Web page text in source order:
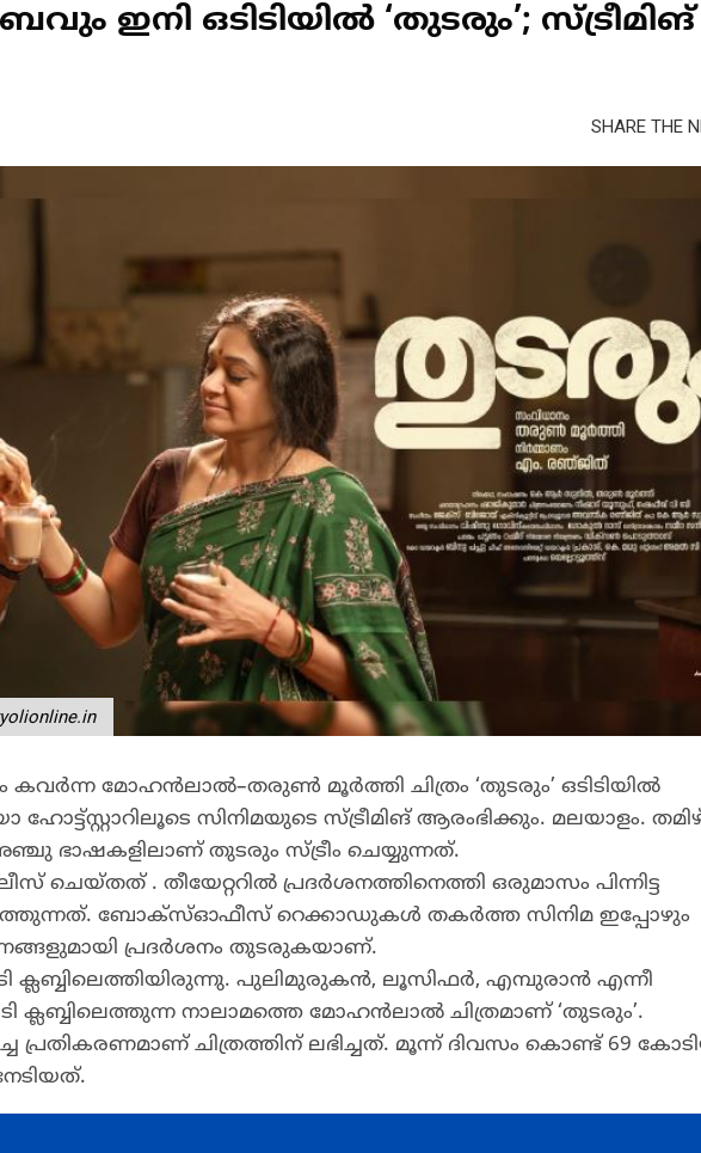
ഇനി ഒടിടിയിൽ ‘തുടരും’; സ്ട്രീമിങ്
SHARE THE
കവർന്ന മോഹൻലാൽ–തരുൺ മൂർത്തി ചിത്രം ‘തുടരും’ ഒടിടിയിൽ
സിനിമയുടെ സ്ട്രീമിങ് ആരംഭിക്കും. മലയാളം.
ഭാഷകളിലാണ് തുടരും സ്ട്രീം ചെയ്യുന്നത്.
ചെയ്തത് . തീയേറ്ററില്‍ പ്രദര്‍ശനത്തിനെത്തി ഒരുമാസം പിന്നിട്ട
എത്തുന്നത്. ബോക്സ്ഓഫീസ് റെക്കാഡുകൾ തകർത്ത സിനിമ ഇപ്പോഴും
പ്രദർശനം തുടരുകയാണ്.
ക്ലബ്ബിലെത്തിയിരുന്നു. പുലിമുരുകൻ, ലൂസിഫർ, എമ്പുരാൻ എന്നീ
നാലാമത്തെ മോഹൻലാൽ ചിത്രമാണ് ‘തുടരും’.
പ്രതികരണമാണ് ചിത്രത്തിന് ലഭിച്ചത്. മൂന്ന് ദിവസം കൊണ്ട് 69